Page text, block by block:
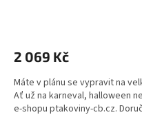
2 069 Kč
Máte v plánu se vypravit na
Ať už na karneval, halloween
e-shopu ptakoviny-cb.cz.